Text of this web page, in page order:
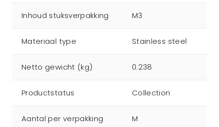
Inhoud stuksverpakking M3
Materiaal type Stainless steel
Netto gewicht (kg) 0.238
Productstatus Collection
Aantal per verpakking M